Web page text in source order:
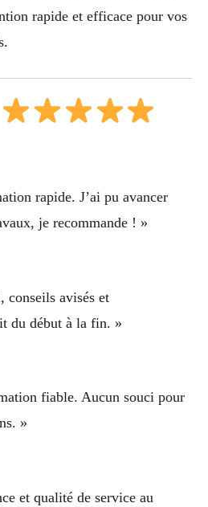
rapide et efficace pour vos
rapide. J’ai pu avancer
je recommande ! »
conseils avisés et
du début à la fin. »
fiable. Aucun souci pour
»
et qualité de service au